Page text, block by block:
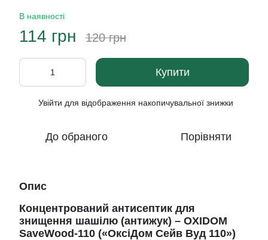
В наявності
114 грн 120 грн
Купити
Увійти для відображення накопичувальної знижки
До обраного Порівняти
Опис
Концентрований антисептик для
знищення шашілю (антижук) – OXIDOM
SaveWood-110 («ОксіДом Сейв Вуд 110»)